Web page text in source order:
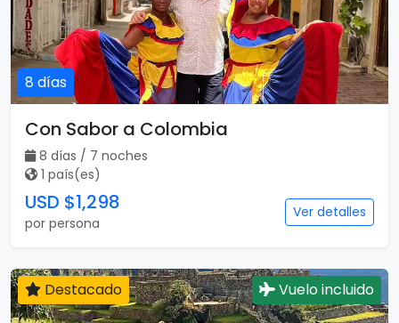
8 días
Con Sabor a Colombia
8 días / 7 noches
1 país(es)
USD $1,298
por persona
Ver detalles
Destacado Vuelo incluido